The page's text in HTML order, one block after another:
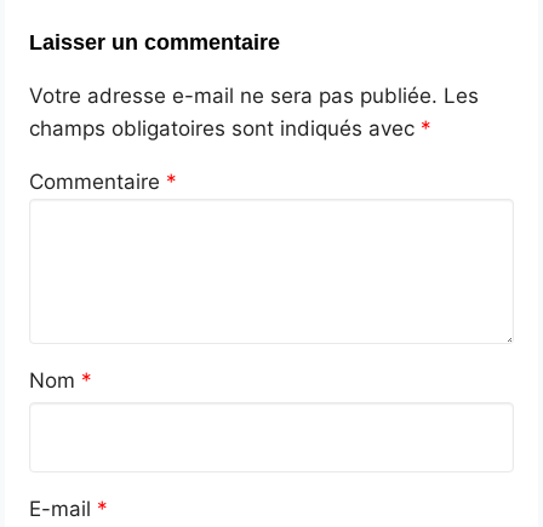
Laisser un commentaire
Votre adresse e-mail ne sera pas publiée. Les
champs obligatoires sont indiqués avec *
Commentaire *
Nom *
E-mail *